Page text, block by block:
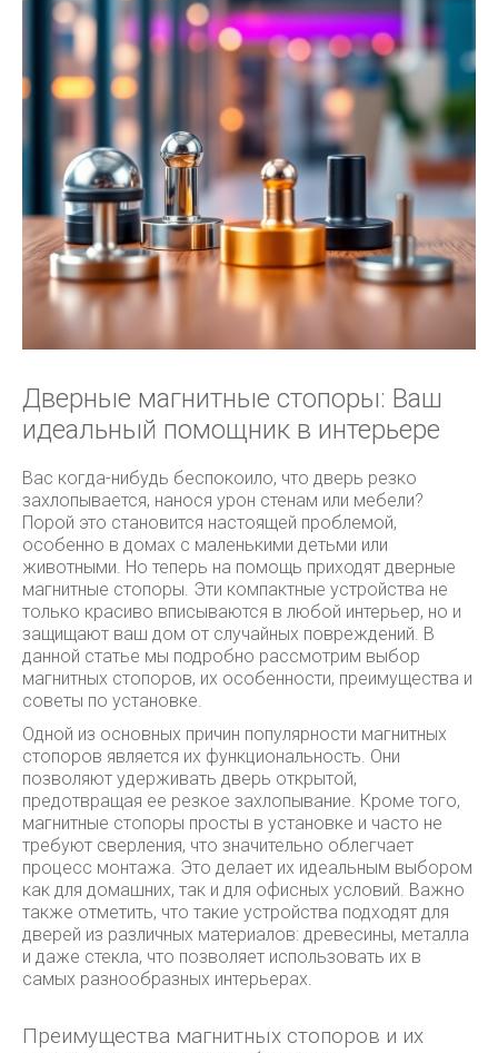
Дверные магнитные стопоры: Ваш
идеальный помощник в интерьере
Вас когда-нибудь беспокоило, что дверь резко
захлопывается, нанося урон стенам или мебели?
Порой это становится настоящей проблемой,
особенно в домах с маленькими детьми или
животными. Но теперь на помощь приходят дверные
магнитные стопоры. Эти компактные устройства не
только красиво вписываются в любой интерьер, но и
защищают ваш дом от случайных повреждений. В
данной статье мы подробно рассмотрим выбор
магнитных стопоров, их особенности, преимущества и
советы по установке.
Одной из основных причин популярности магнитных
стопоров является их функциональность. Они
позволяют удерживать дверь открытой,
предотвращая ее резкое захлопывание. Кроме того,
магнитные стопоры просты в установке и часто не
требуют сверления, что значительно облегчает
процесс монтажа. Это делает их идеальным выбором
как для домашних, так и для офисных условий. Важно
также отметить, что такие устройства подходят для
дверей из различных материалов: древесины, металла
и даже стекла, что позволяет использовать их в
самых разнообразных интерьерах.
Преимущества магнитных стопоров и их